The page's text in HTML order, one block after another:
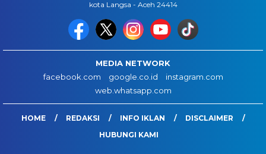
kota Langsa - Aceh 24414
MEDIA NETWORK
facebook.com
google.co.id
instagram.com
web.whatsapp.com
HOME REDAKSI INFO IKLAN
DISCLAIMER
HUBUNGI KAMI